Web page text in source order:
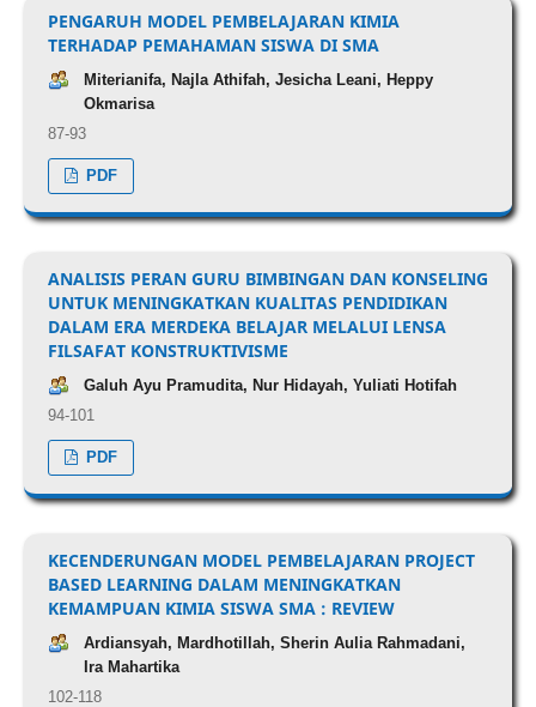
PENGARUH MODEL PEMBELAJARAN KIMIA
TERHADAP PEMAHAMAN SISWA DI SMA
Miterianifa, Najla Athifah, Jesicha Leani, Heppy
Okmarisa
87-93
PDF
ANALISIS PERAN GURU BIMBINGAN DAN KONSELING
UNTUK MENINGKATKAN KUALITAS PENDIDIKAN
DALAM ERA MERDEKA BELAJAR MELALUI LENSA
FILSAFAT KONSTRUKTIVISME
Galuh Ayu Pramudita, Nur Hidayah, Yuliati Hotifah
94-101
PDF
KECENDERUNGAN MODEL PEMBELAJARAN PROJECT
BASED LEARNING DALAM MENINGKATKAN
KEMAMPUAN KIMIA SISWA SMA : REVIEW
Ardiansyah, Mardhotillah, Sherin Aulia Rahmadani,
Ira Mahartika
102-118